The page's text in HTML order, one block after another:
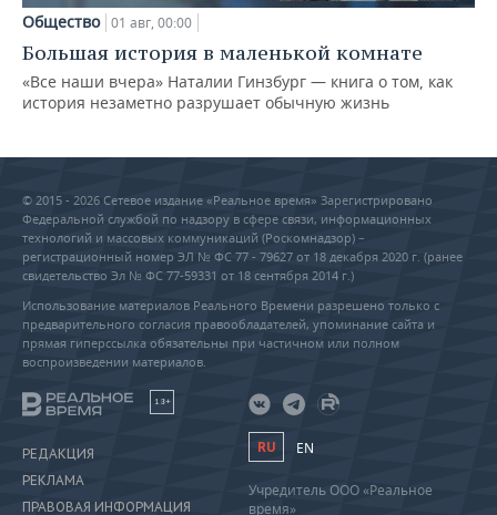
Общество 01 авг, 00:00
Большая история в маленькой комнате
«Все наши вчера» Наталии Гинзбург — книга о том, как
история незаметно разрушает обычную жизнь
© 2015 - 2026 Сетевое издание «Реальное время» Зарегистрировано
Федеральной службой по надзору в сфере связи, информационных
технологий и массовых коммуникаций (Роскомнадзор) –
регистрационный номер ЭЛ № ФС 77 - 79627 от 18 декабря 2020 г. (ранее
свидетельство Эл № ФС 77-59331 от 18 сентября 2014 г.)
Использование материалов Реального Времени разрешено только с
предварительного согласия правообладателей, упоминание сайта и
прямая гиперссылка обязательны при частичном или полном
воспроизведении материалов.
18+
РЕДАКЦИЯ
РЕКЛАМА
ПРАВОВАЯ ИНФОРМАЦИЯ
RU EN
Учредитель ООО «Реальное
время»